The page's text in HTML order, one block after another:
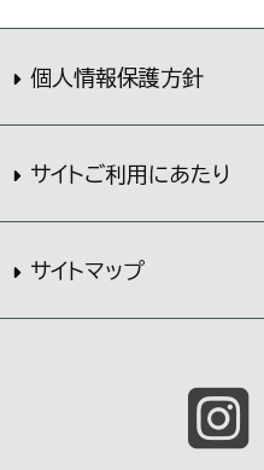
個人情報保護方針
サイトご利用にあたり
サイトマップ